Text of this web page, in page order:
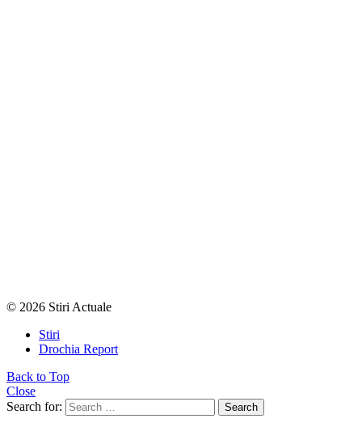
© 2026 Stiri Actuale
Stiri
Drochia Report
Back to Top
Close
Search for:
Search